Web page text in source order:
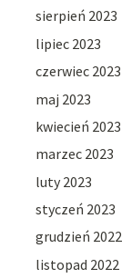
sierpień 2023
lipiec 2023
czerwiec 2023
maj 2023
kwiecień 2023
marzec 2023
luty 2023
styczeń 2023
grudzień 2022
listopad 2022